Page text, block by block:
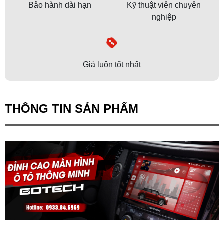
Bảo hành dài hạn
Kỹ thuật viên chuyên
nghiệp
Giá luôn tốt nhất
THÔNG TIN SẢN PHẨM